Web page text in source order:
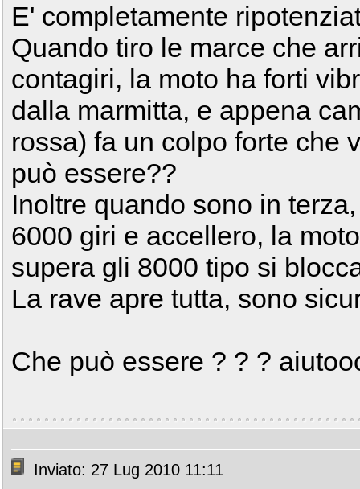
E' completamente
Quando tiro le marce che
contagiri, la moto ha forti
dalla marmitta, e appena
rossa) fa un colpo forte che
può essere??
Inoltre quando sono in
6000 giri e accellero, la
supera gli 8000 tipo si
La rave apre tutta, sono
Che può essere ? ? ?
Inviato: 27 Lug 2010 11:11